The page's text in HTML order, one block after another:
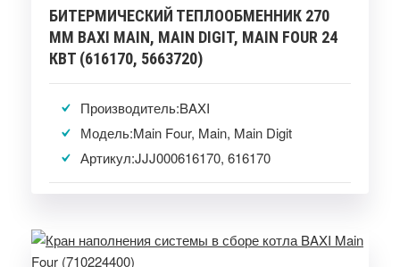
БИТЕРМИЧЕСКИЙ ТЕПЛООБМЕННИК 270
MM BAXI MAIN, MAIN DIGIT, MAIN FOUR 24
КВТ (616170, 5663720)
Производитель:BAXI
Модель:Main Four, Main, Main Digit
Артикул:JJJ000616170, 616170